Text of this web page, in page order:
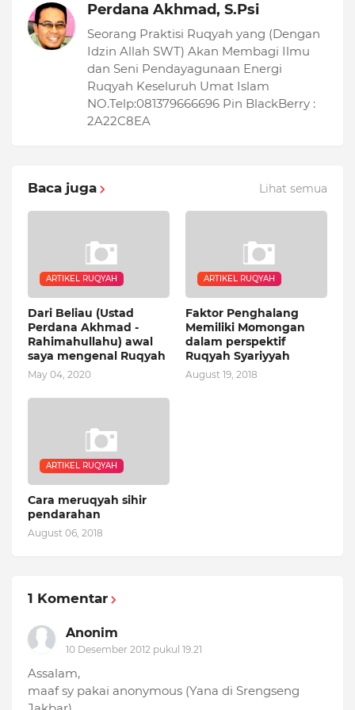
Perdana Akhmad, S.Psi
Seorang Praktisi Ruqyah yang (Dengan
Idzin Allah SWT) Akan Membagi Ilmu
dan Seni Pendayagunaan Energi
Ruqyah Keseluruh Umat Islam
NO.Telp:081379666696 Pin BlackBerry :
2A22C8EA
Baca juga Lihat semua
ARTIKEL RUQYAH
Dari Beliau (Ustad
Perdana Akhmad -
Rahimahullahu) awal
saya mengenal Ruqyah
May 04, 2020
ARTIKEL RUQYAH
Faktor Penghalang
Memiliki Momongan
dalam perspektif
Ruqyah Syariyyah
August 19, 2018
ARTIKEL RUQYAH
Cara meruqyah sihir
pendarahan
August 06, 2018
1 Komentar
Anonim
10 Desember 2012 pukul 19.21
Assalam,
maaf sy pakai anonymous (Yana di Srengseng